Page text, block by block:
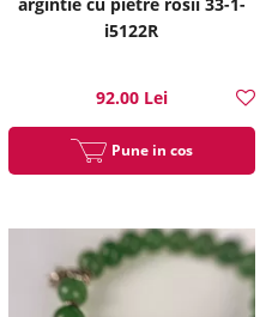
i5122R
92.00 Lei
Pune in cos